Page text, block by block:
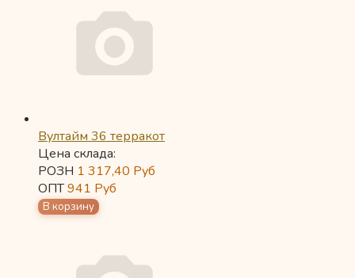
Вултайм 36 терракот
Цена склада:
РОЗН 1 317,40 Руб
ОПТ941 Руб